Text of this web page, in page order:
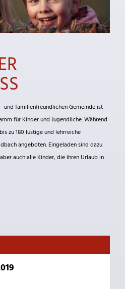
und familienfreundlichen Gemeinde ist
für Kinder und Jugendliche. Während
zu 180 lustige und lehrreiche
angeboten. Eingeladen sind dazu
auch alle Kinder, die ihren Urlaub in